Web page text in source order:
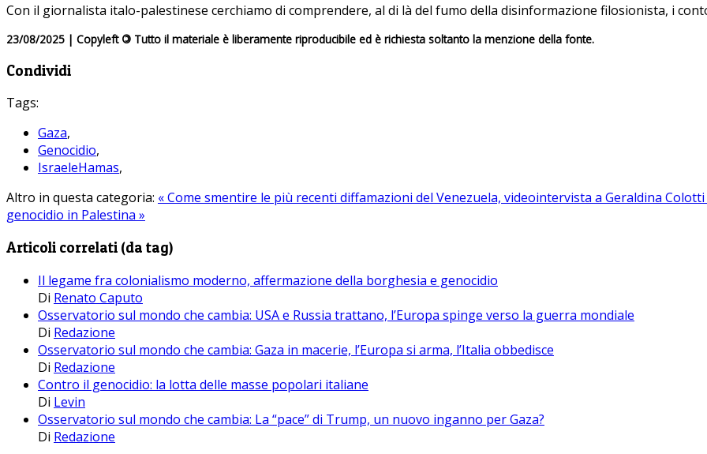
Con il giornalista italo-palestinese cerchiamo di comprendere, al di là del fumo della disinformazione filosionista, i
23/08/2025 | Copyleft © Tutto il materiale è liberamente riproducibile ed è richiesta soltanto la menzione della fonte.
Condividi
Tags:
Gaza,
Genocidio,
IsraeleHamas,
Altro in questa categoria: « Come smentire le più recenti diffamazioni del Venezuela, videointervista a Geraldina Colotti
genocidio in Palestina »
Articoli correlati (da tag)
Il legame fra colonialismo moderno, affermazione della borghesia e genocidio
Di Renato Caputo
Osservatorio sul mondo che cambia: USA e Russia trattano, l’Europa spinge verso la guerra mondiale
Di Redazione
Osservatorio sul mondo che cambia: Gaza in macerie, l’Europa si arma, l’Italia obbedisce
Di Redazione
Contro il genocidio: la lotta delle masse popolari italiane
Di Levin
Osservatorio sul mondo che cambia: La “pace” di Trump, un nuovo inganno per Gaza?
Di Redazione